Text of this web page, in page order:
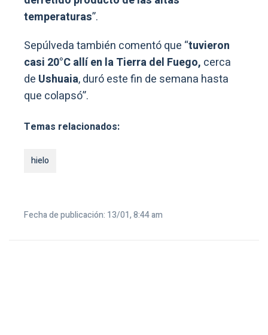
temperaturas”.
Sepúlveda también comentó que “tuvieron
casi 20°C allí en la Tierra del Fuego, cerca
de Ushuaia, duró este fin de semana hasta
que colapsó”.
Temas relacionados:
hielo
Fecha de publicación: 13/01, 8:44 am